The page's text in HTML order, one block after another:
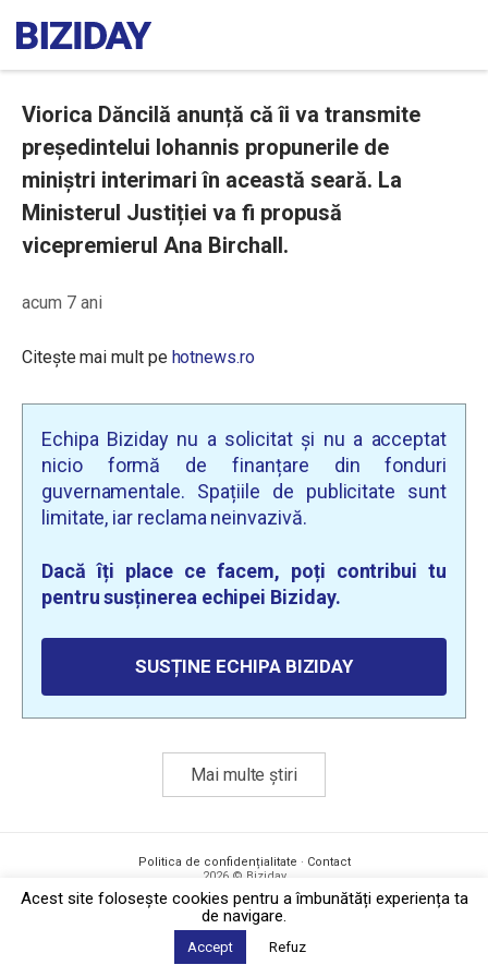
Viorica Dăncilă anunță că îi va transmite
președintelui Iohannis propunerile de
miniștri interimari în această seară. La
Ministerul Justiției va fi propusă
vicepremierul Ana Birchall.
acum 7 ani
Citește mai mult pe hotnews.ro
Echipa Biziday nu a solicitat și nu a acceptat
nicio formă de finanțare din fonduri
guvernamentale. Spațiile de publicitate sunt
limitate, iar reclama neinvazivă.
Dacă îți place ce facem, poți contribui tu
pentru susținerea echipei Biziday.
SUSȚINE ECHIPA BIZIDAY
Mai multe știri
Politica de confidențialitate · Contact
2026 © Biziday
Acest site foloseşte cookies pentru a îmbunătăți experiența ta
de navigare.
Accept Refuz